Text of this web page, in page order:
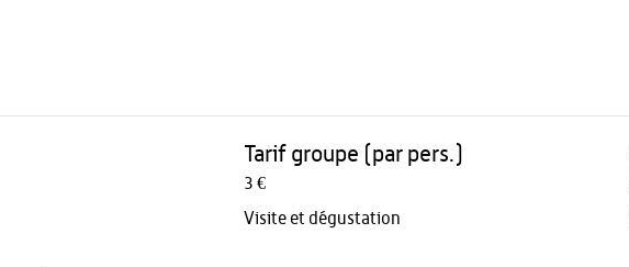
Tarif groupe (par pers.)
3 €
Visite et dégustation